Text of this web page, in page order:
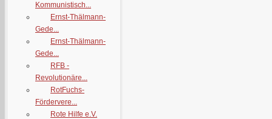
Kommunistisch...
Ernst-Thälmann-
Gede...
Ernst-Thälmann-
Gede...
RFB -
Revolutionäre...
RotFuchs-
Fördervere...
Rote Hilfe e.V.